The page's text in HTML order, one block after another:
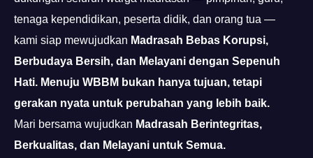
tenaga kependidikan, peserta didik, dan orang tua —
kami siap mewujudkan Madrasah Bebas Korupsi,
Berbudaya Bersih, dan Melayani dengan Sepenuh
Hati. Menuju WBBM bukan hanya tujuan, tetapi
gerakan nyata untuk perubahan yang lebih baik.
Mari bersama wujudkan Madrasah Berintegritas,
Berkualitas, dan Melayani untuk Semua.